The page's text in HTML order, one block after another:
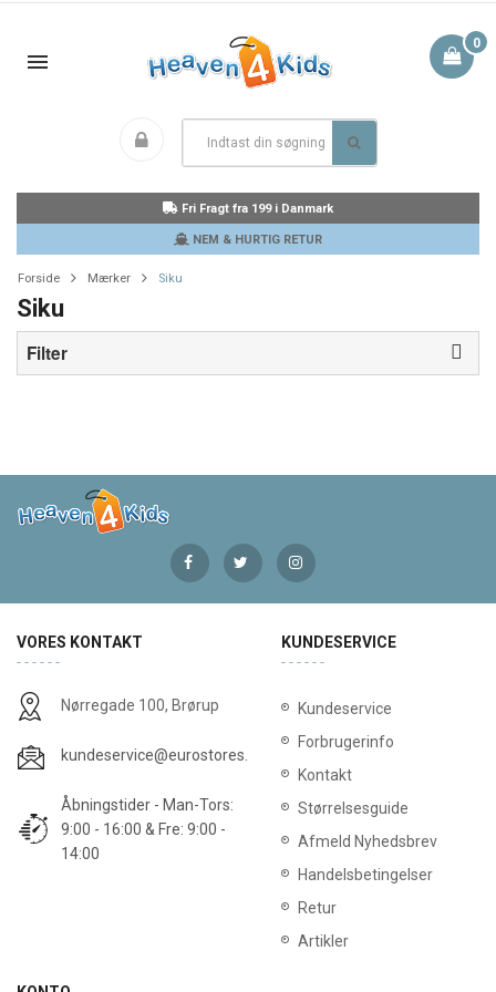
0
Fri Fragt fra 199 i Danmark
NEM & HURTIG RETUR
Forside Mærker Siku
Siku
Filter
VORES KONTAKT
Nørregade 100, Brørup
kundeservice@eurostores.dk
Åbningstider - Man-Tors:
9:00 - 16:00 & Fre: 9:00 -
14:00
KUNDESERVICE
Kundeservice
Forbrugerinfo
Kontakt
Størrelsesguide
Afmeld Nyhedsbrev
Handelsbetingelser
Retur
Artikler